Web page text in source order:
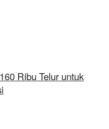
Ribu Telur untuk